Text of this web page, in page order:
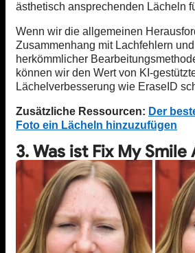
ästhetisch ansprechenden Lächeln
Wenn wir die allgemeinen
Zusammenhang mit Lachfehlern
herkömmlicher
können wir den Wert von KI-
Lächelverbesserung wie EraseID
Zusätzliche Ressourcen: Der
Foto ein Lächeln hinzuzufügen
3. Was ist Fix My Smile